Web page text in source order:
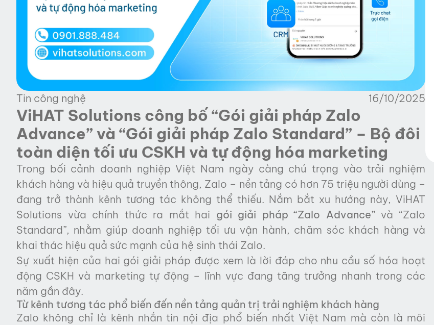
Tin công nghệ 16/10/2025
ViHAT Solutions công bố “Gói giải pháp Zalo
Advance” và “Gói giải pháp Zalo Standard” – Bộ đôi
toàn diện tối ưu CSKH và tự động hóa marketing
Trong bối cảnh doanh nghiệp Việt Nam ngày càng chú trọng vào trải nghiệm
khách hàng và hiệu quả truyền thông, Zalo – nền tảng có hơn 75 triệu người dùng –
đang trở thành kênh tương tác không thể thiếu. Nắm bắt xu hướng này, ViHAT
Solutions vừa chính thức ra mắt hai gói giải pháp “Zalo Advance”và “Zalo
Standard”, nhằm giúp doanh nghiệp tối ưu vận hành, chăm sóc khách hàng và
khai thác hiệu quả sức mạnh của hệ sinh thái Zalo.
Sự xuất hiện của hai gói giải pháp được xem là lời đáp cho nhu cầu số hóa hoạt
động CSKH và marketing tự động – lĩnh vực đang tăng trưởng nhanh trong các
năm gần đây.
Từ kênh tương tác phổ biến đến nền tảng quản trị trải nghiệm khách hàng
Zalo không chỉ là kênh nhắn tin nội địa phổ biến nhất Việt Nam mà còn là môi